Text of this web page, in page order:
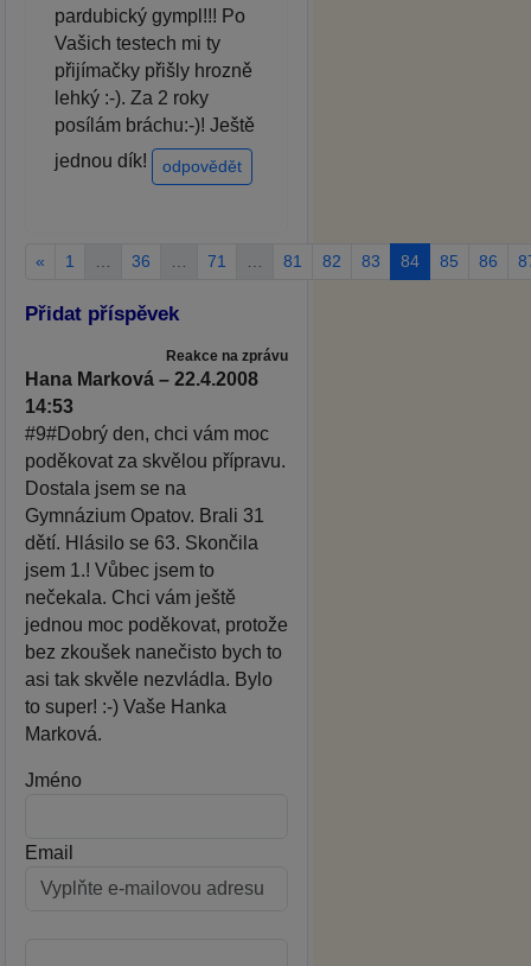
pardubický gympl!!! Po
Vašich testech mi ty
přijímačky přišly hrozně
lehký :-). Za 2 roky
posílám bráchu:-)! Ještě
jednou dík!
odpovědět
« 1 36 71 81 82 83 84 85 86
Přidat příspěvek
Reakce na zprávu
Hana Marková – 22.4.2008
14:53
#9#Dobrý den, chci vám moc
poděkovat za skvělou přípravu.
Dostala jsem se na
Gymnázium Opatov. Brali 31
dětí. Hlásilo se 63. Skončila
jsem 1.! Vůbec jsem to
nečekala. Chci vám ještě
jednou moc poděkovat, protože
bez zkoušek nanečisto bych to
asi tak skvěle nezvládla. Bylo
to super! :-) Vaše Hanka
Marková.
Jméno
Email